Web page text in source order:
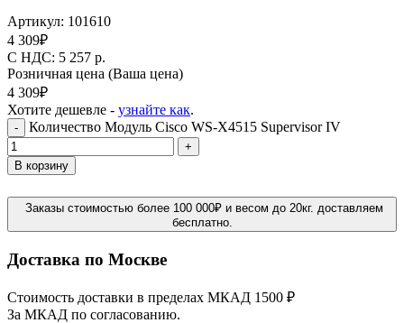
Артикул: 101610
4 309₽
C НДС: 5 257 р.
Розничная цена (Ваша цена)
4 309₽
Хотите дешевле - узнайте как.
- Количество Модуль Cisco WS-X4515 Supervisor IV
+
В корзину
Заказы стоимостью более 100 000₽ и весом до 20кг. доставляем
бесплатно.
Доставка по Москве
Стоимость доставки в пределах МКАД 1500 ₽
За МКАД по согласованию.